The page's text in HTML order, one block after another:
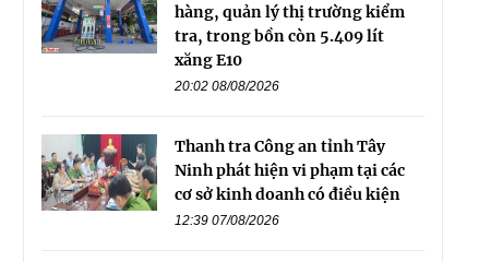
hàng, quản lý thị trường kiểm
tra, trong bồn còn 5.409 lít
xăng E10
20:02 08/08/2026
Thanh tra Công an tỉnh Tây
Ninh phát hiện vi phạm tại các
cơ sở kinh doanh có điều kiện
12:39 07/08/2026